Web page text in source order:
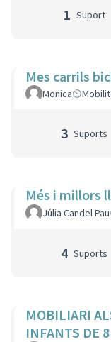
1 Suport
Mes carrils
Monica
3 Suports
Més i millors
Júlia Candel Pau
4 Suports
MOBILIARI
INFANTS DE